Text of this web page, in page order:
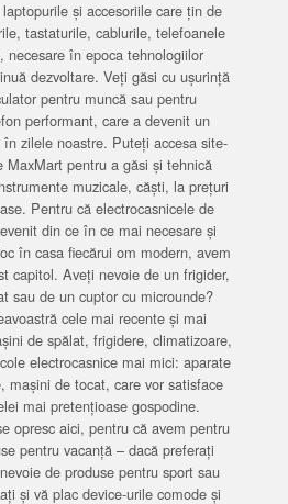
și accesoriile care țin de
tastaturile, cablurile, telefoanele
necesare în epoca tehnologiilor
dezvoltare. Veți găsi cu ușurință
pentru muncă sau pentru
performant, care a devenit un
zilele noastre. Puteți accesa site-
MaxMart pentru a găsi și tehnică
muzicale, căști, la prețuri
Pentru că electrocasnicele de
din ce în ce mai necesare și
în casa fiecărui om modern, avem
capitol. Aveți nevoie de un frigider,
sau de un cuptor cu microunde?
cele mai recente și mai
de spălat, frigidere, climatizoare,
electrocasnice mai mici: aparate
mașini de tocat, care vor satisface
mai pretențioase gospodine.
opresc aici, pentru că avem pentru
pentru vacanță – dacă preferați
de produse pentru sport sau
și vă plac device-urile comode și